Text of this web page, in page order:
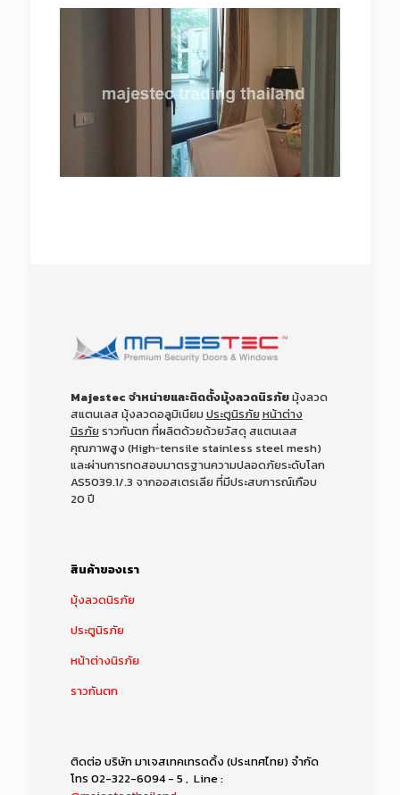
Majestec จำหน่ายและติดตั้งมุ้งลวดนิรภัยมุ้งลวด
สแตนเลส มุ้งลวดอลูมิเนียม ประตูนิรภัย หน้าต่าง
นิรภัย ราวกันตก ที่ผลิตด้วยด้วยวัสดุ สแตนเลส
คุณภาพสูง (High‑tensile stainless steel mesh)
และผ่านการทดสอบมาตรฐานความปลอดภัยระดับโลก
AS5039.1/.3 จากออสเตรเลีย ที่มีประสบการณ์เกือบ
20 ปี
สินค้าของเรา
มุ้งลวดนิรภัย
ประตูนิรภัย
หน้าต่างนิรภัย
ราวกันตก
ติดต่อ บริษัท มาเจสเทคเทรดดิ้ง (ประเทศไทย) จำกัด
โทร 02-322-6094 - 5 , Line :